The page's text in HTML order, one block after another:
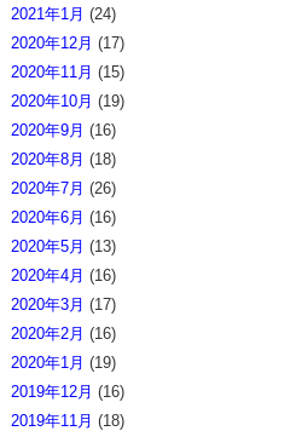
2021年1月 (24)
2020年12月 (17)
2020年11月 (15)
2020年10月 (19)
2020年9月 (16)
2020年8月 (18)
2020年7月 (26)
2020年6月 (16)
2020年5月 (13)
2020年4月 (16)
2020年3月 (17)
2020年2月 (16)
2020年1月 (19)
2019年12月 (16)
2019年11月 (18)